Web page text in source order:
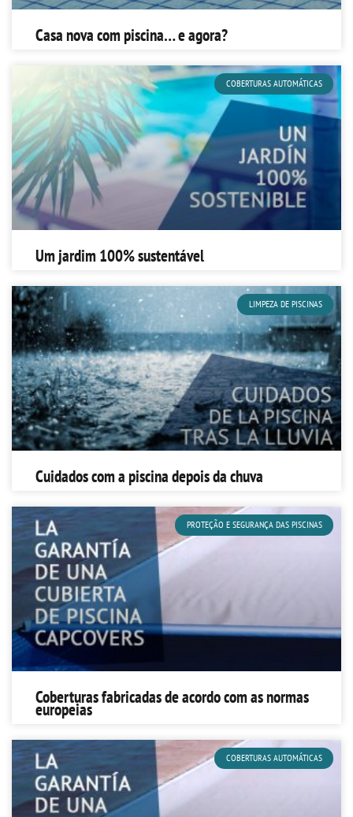
Casa nova com piscina… e agora?
COBERTURAS AUTOMÁTICAS
Um jardim 100% sustentável
LIMPEZA DE PISCINAS
Cuidados com a piscina depois da chuva
PROTEÇÃO E SEGURANÇA DAS PISCINAS
Coberturas fabricadas de acordo com as normas
europeias
COBERTURAS AUTOMÁTICAS